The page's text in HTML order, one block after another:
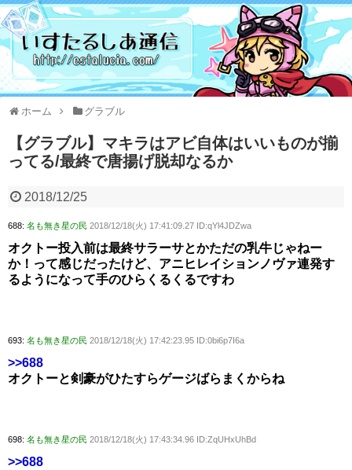
ホーム グラブル
【グラブル】マキラはアビ自体はいいものが揃
ってる/最終で唐揚げ脱却なるか
2018/12/25
688: 名も無き星の民 2018/12/18(火) 17:41:09.27 ID:qYl4JDZwa
オクトー投入前は最終サラーサとかただの乳牛じゃねー
か！って感じだったけど、アニヒレイションノヴァ連発す
るようになって手のひらくるくるですわ
693: 名も無き星の民 2018/12/18(火) 17:42:23.95 ID:0bi6p7I6a
>>688
オクトーと剣豪がひたすらゲージばらまくからね
698: 名も無き星の民 2018/12/18(火) 17:43:34.96 ID:ZqUHxUhBd
>>688